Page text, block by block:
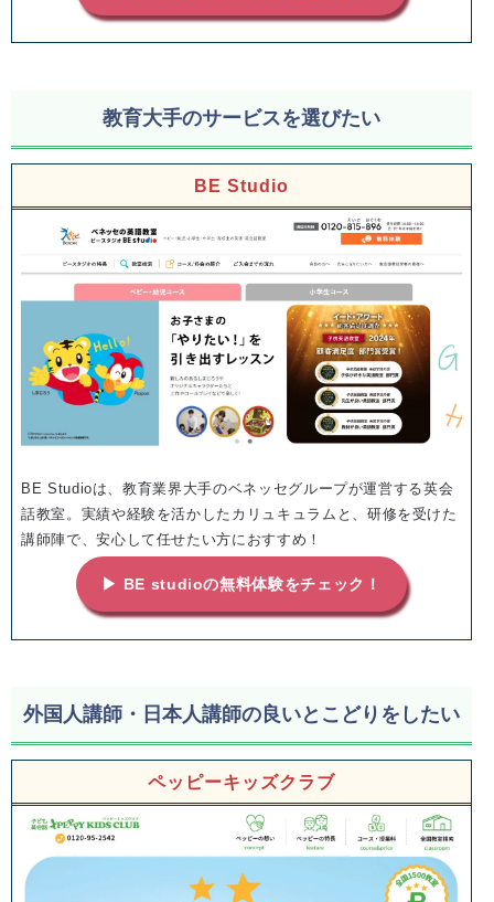
教育大手のサービスを選びたい
BE Studio
BE Studioは、教育業界大手のベネッセグループが運営する英会
話教室。実績や経験を活かしたカリュキュラムと、研修を受けた
講師陣で、安心して任せたい方におすすめ！
▶ BE studioの無料体験をチェック！
外国人講師・日本人講師の良いとこどりをしたい
ペッピーキッズクラブ